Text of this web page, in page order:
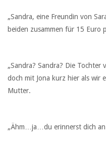
„Sandra, eine Freundin von
beiden zusammen für 15 Euro
„Sandra? Sandra? Die Tochter
doch mit Jona kurz hier als wir
Mutter.
„Ähm…ja…du erinnerst dich an